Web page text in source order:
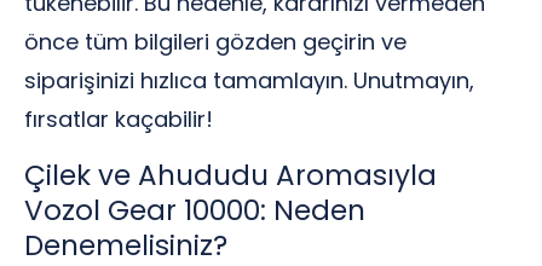
önce tüm bilgileri gözden geçirin ve
siparişinizi hızlıca tamamlayın. Unutmayın,
fırsatlar kaçabilir!
Çilek ve Ahududu Aromasıyla
Vozol Gear 10000: Neden
Denemelisiniz?